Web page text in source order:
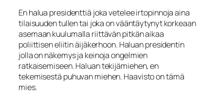
En halua presidenttiä joka vetelee irtopinnoja aina
tilaisuuden tullen tai joka on vääntäytynyt korkeaan
asemaan kuulumalla riittävän pitkän aikaa
poliittisen eliitin äijäkerhoon. Haluan presidentin
jolla on näkemys ja keinoja ongelmien
ratkaisemiseen. Haluan tekijämiehen, en
tekemisestä puhuvan miehen. Haavisto on tämä
mies.